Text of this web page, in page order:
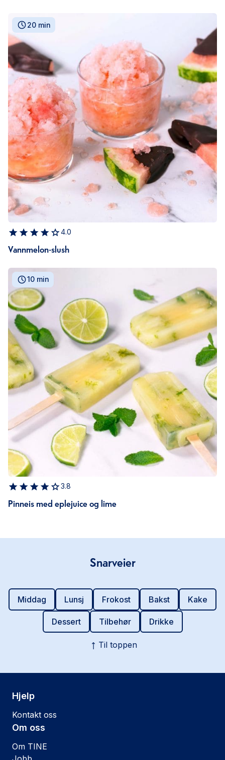
20 min
4.0
Vannmelon-slush
10 min
3.8
Pinneis med eplejuice og lime
Snarveier
Middag Lunsj Frokost Bakst Kake
Dessert Tilbehør Drikke
Til toppen
Hjelp
Kontakt oss
Om oss
Om TINE